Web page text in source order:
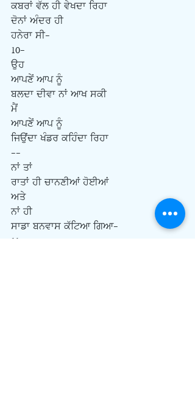
ਕਬਰਾਂ ਵੱਲ ਹੀ ਵੇਖਦਾ ਰਿਹਾ
ਦੋਨਾਂ ਅੰਦਰ ਹੀ
ਹਨੇਰਾ ਸੀ-
10-
ਉਹ
ਆਪਣੇਂ ਆਪ ਨੂੰ
ਬਲਦਾ ਦੀਵਾ ਨਾਂ ਆਖ ਸਕੀ
ਮੈਂ
ਆਪਣੇਂ ਆਪ ਨੂੰ
ਜਿਉਂਦਾ ਖੰਡਰ ਕਹਿੰਦਾ ਰਿਹਾ
--
ਨਾਂ ਤਾਂ
ਰਾਤਾਂ ਹੀ ਚਾਨਣੀਆਂ ਹੋਈਆਂ
ਅਤੇ
ਨਾਂ ਹੀ
ਸਾਡਾ ਬਨਵਾਸ ਕੱਟਿਆ ਗਿਆ-
11-